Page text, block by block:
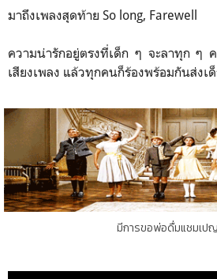
มาถึงเพลงสุดท้าย So long, Farewell
ความน่ารักอยู่ตรงที่เด็ก ๆ จะลาทุก ๆ
เสียงเพลง แล้วทุกคนก็ร้องพร้อมกันส่งเ
มีการขอพ่อดื่มแชมเป